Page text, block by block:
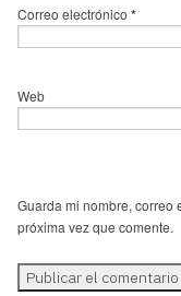
Correo electrónico *
Web
Guarda mi nombre, correo
próxima vez que comente.